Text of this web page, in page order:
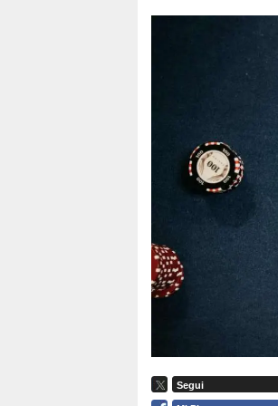
Segui